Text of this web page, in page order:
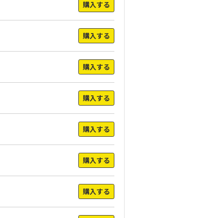
購入する
購入する
購入する
購入する
購入する
購入する
購入する